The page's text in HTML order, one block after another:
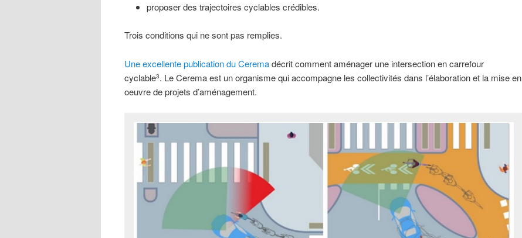
proposer des trajectoires cyclables crédibles.
Trois conditions qui ne sont pas remplies.
Une excellente publication du Ceremadécrit comment aménager une intersection en carrefour
cyclable3. Le Cerema est un organisme qui accompagne les collectivités dans l’élaboration et la mise en
oeuvre de projets d’aménagement.